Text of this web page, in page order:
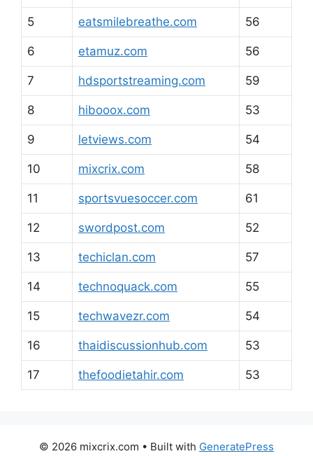
5 eatsmilebreathe.com 56
6 etamuz.com 56
7 hdsportstreaming.com 59
8 hibooox.com 53
9 letviews.com 54
10 mixcrix.com 58
11 sportsvuesoccer.com 61
12 swordpost.com 52
13 techiclan.com 57
14 technoquack.com 55
15 techwavezr.com 54
16 thaidiscussionhub.com 53
17 thefoodietahir.com 53
© 2026 mixcrix.com • Built with GeneratePress